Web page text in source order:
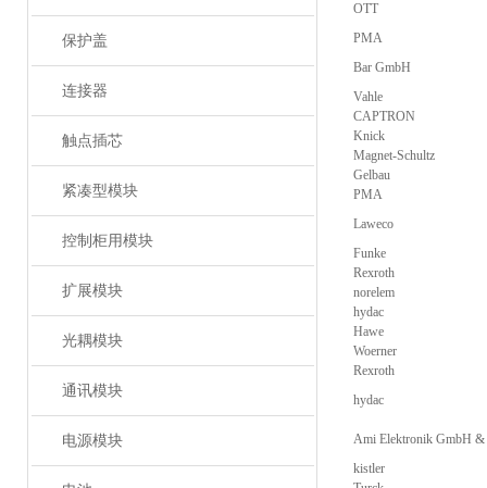
保护盖
连接器
触点插芯
紧凑型模块
控制柜用模块
扩展模块
光耦模块
通讯模块
电源模块
OTT
PMA
Bar GmbH
Vahle
CAPTRON
Knick
Magnet-Schultz
Gelbau
PMA
Laweco
Funke
Rexroth
norelem
hydac
Hawe
Woerner
Rexroth
hydac
Ami Elektronik GmbH &
kistler